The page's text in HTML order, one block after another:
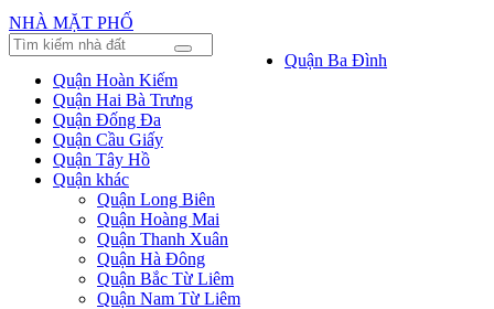
NHÀ MẶT PHỐ
Quận Ba Đình
Quận Hoàn Kiếm
Quận Hai Bà Trưng
Quận Đống Đa
Quận Cầu Giấy
Quận Tây Hồ
Quận khác
Quận Long Biên
Quận Hoàng Mai
Quận Thanh Xuân
Quận Hà Đông
Quận Bắc Từ Liêm
Quận Nam Từ Liêm